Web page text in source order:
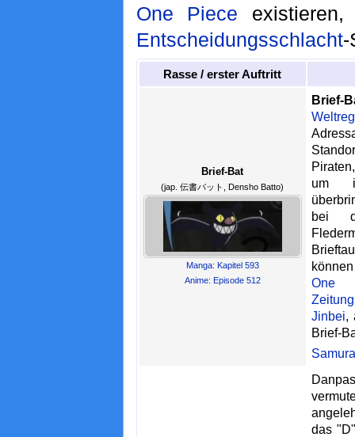
One Piece
Entscheidungsschlacht-
Rasse / erster Auftritt
Brief-Bat
(jap. 伝書バット, Densho Batto)
Manga: Kapitel 593
Anime: Episode 512
Brief-
um
bei
One
Jinbei,
Brief-
das